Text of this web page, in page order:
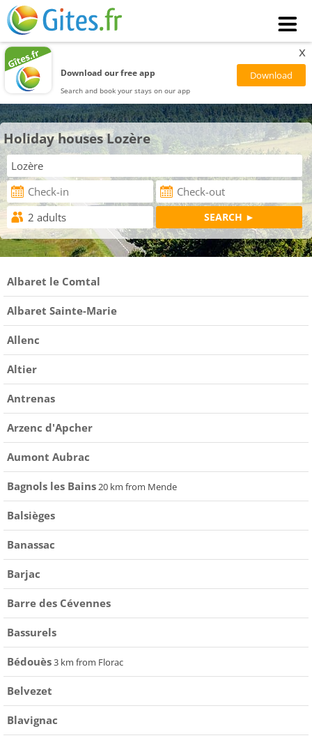
Download our free app
Search and book your stays on our app
x
Holiday houses Lozère
Albaret le Comtal
Albaret Sainte-Marie
Allenc
Altier
Antrenas
Arzenc d'Apcher
Aumont Aubrac
Bagnols les Bains20 km from Mende
Balsièges
Banassac
Barjac
Barre des Cévennes
Bassurels
Bédouès3 km from Florac
Belvezet
Blavignac